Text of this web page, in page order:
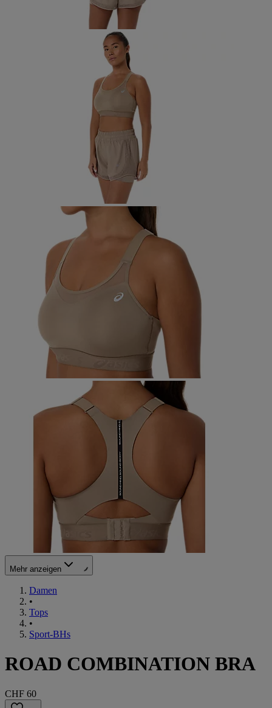
Mehr anzeigen
Damen
•
Tops
•
Sport-BHs
ROAD COMBINATION BRA
CHF 60